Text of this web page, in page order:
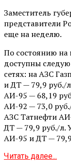
Заместитель
представители
еще на неделю.
По состоянию
доступны
сетях: на АЗС
и ДТ — 79,9 руб./
АИ-95 — 68,19
АИ-92 — 73,0
АЗС Татнефти
ДТ — 79,9 руб./л.
АИ-95 и ДТ —
Читать далее...